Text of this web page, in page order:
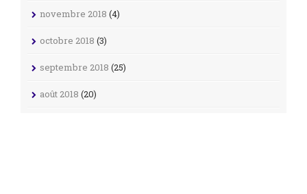
novembre 2018 (4)
octobre 2018 (3)
septembre 2018 (25)
août 2018 (20)